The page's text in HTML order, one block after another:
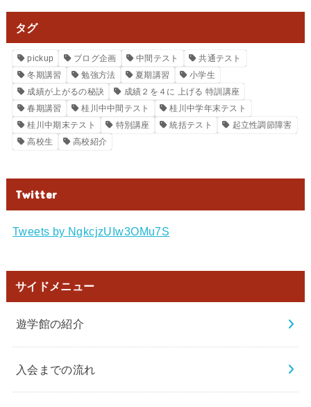
タグ
pickup ブログ企画 中間テスト
共通テスト
冬期講習
勉強方法 夏期講習
小学生
成績が上がるの秘訣
成績２を４に 上げる 特訓講座
春期講習
桂川中中間テスト
桂川中学年末テスト
桂川中期末テスト
特別講座 統括テスト
起立性調節障害
高校生
高校紹介
Twitter
Tweets by NgkcjzUIw3OMu7S
サイドメニュー
遊学館の紹介
入会までの流れ